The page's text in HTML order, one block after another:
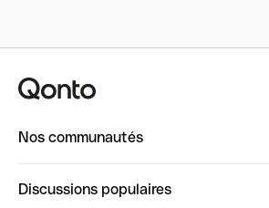
Nos communautés
Discussions populaires